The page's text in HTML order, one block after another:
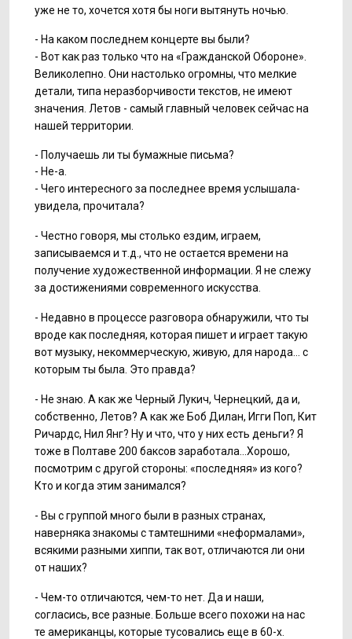
уже не то, хочется хотя бы ноги вытянуть ночью.
- На каком последнем концерте вы были?
- Вот как раз только что на «Гражданской Обороне».
Великолепно. Они настолько огромны, что мелкие
детали, типа неразборчивости текстов, не имеют
значения. Летов - самый главный человек сейчас на
нашей территории.
- Получаешь ли ты бумажные письма?
- Не-а.
- Чего интересного за последнее время услышала-
увидела, прочитала?
- Честно говоря, мы столько ездим, играем,
записываемся и т.д., что не остается времени на
получение художественной информации. Я не слежу
за достижениями современного искусства.
- Недавно в процессе разговора обнаружили, что ты
вроде как последняя, которая пишет и играет такую
вот музыку, некоммерческую, живую, для народа... с
которым ты была. Это правда?
- Не знаю. А как же Черный Лукич, Чернецкий, да и,
собственно, Летов? А как же Боб Дилан, Игги Поп, Кит
Ричардс, Нил Янг? Ну и что, что у них есть деньги? Я
тоже в Полтаве 200 баксов заработала...Хорошо,
посмотрим с другой стороны: «последняя» из кого?
Кто и когда этим занимался?
- Вы с группой много были в разных странах,
наверняка знакомы с тамтешними «неформалами»,
всякими разными хиппи, так вот, отличаются ли они
от наших?
- Чем-то отличаются, чем-то нет. Да и наши,
согласись, все разные. Больше всего похожи на нас
те американцы, которые тусовались еще в 60-х.